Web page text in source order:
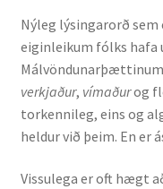
Nýleg lýsingarorð sem
eiginleikum fólks
Málvöndunarþættinum
verkjaður, vímaðurog
torkennileg, eins og
heldur við þeim. En er
Vissulega er oft hægt